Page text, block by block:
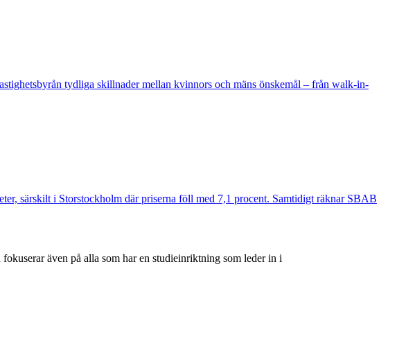
tydliga skillnader mellan kvinnors och mäns önskemål – från walk-in-
särskilt i Storstockholm där priserna föll med 7,1 procent. Samtidigt räknar SBAB
även på alla som har en studieinriktning som leder in i